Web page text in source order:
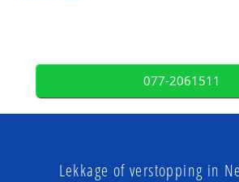
077-2061511
Lekkage of verstopping in